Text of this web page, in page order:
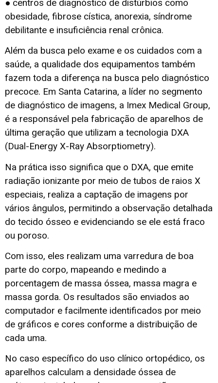
● centros de diagnóstico de distúrbios como
obesidade, fibrose cística, anorexia, síndrome
debilitante e insuficiência renal crônica.
Além da busca pelo exame e os cuidados com a
saúde, a qualidade dos equipamentos também
fazem toda a diferença na busca pelo diagnóstico
precoce. Em Santa Catarina, a líder no segmento
de diagnóstico de imagens, a Imex Medical Group,
é a responsável pela fabricação de aparelhos de
última geração que utilizam a tecnologia DXA
(Dual-Energy X-Ray Absorptiometry).
Na prática isso significa que o DXA, que emite
radiação ionizante por meio de tubos de raios X
especiais, realiza a captação de imagens por
vários ângulos, permitindo a observação detalhada
do tecido ósseo e evidenciando se ele está fraco
ou poroso.
Com isso, eles realizam uma varredura de boa
parte do corpo, mapeando e medindo a
porcentagem de massa óssea, massa magra e
massa gorda. Os resultados são enviados ao
computador e facilmente identificados por meio
de gráficos e cores conforme a distribuição de
cada uma.
No caso específico do uso clínico ortopédico, os
aparelhos calculam a densidade óssea de